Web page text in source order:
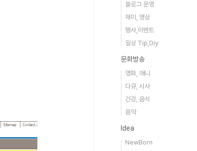
블로그 운영
재미, 영상
행사,이벤트
일상 Tip,Diy
문화방송
영화, 애니
다큐, 시사
건강, 음식
음악
Idea
NewBorn